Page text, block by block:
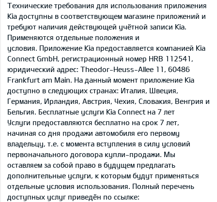
Технические требования для использования приложения
Kia доступны в соответствующем магазине приложений и
требуют наличия действующей учётной записи Kia.
Применяются отдельные положения и
условия. Приложение Kia предоставляется компанией Kia
Connect GmbH, регистрационный номер HRB 112541,
юридический адрес: Theodor-Heuss-Allee 11, 60486
Frankfurt am Main. На данный момент приложение Kia
доступно в следующих странах: Италия, Швеция,
Германия, Ирландия, Австрия, Чехия, Словакия, Венгрия и
Бельгия. Бесплатные услуги Kia Connect на 7 лет
Услуги предоставляются бесплатно на срок 7 лет,
начиная со дня продажи автомобиля его первому
владельцу, т.е. с момента вступления в силу условий
первоначального договора купли-продажи. Мы
оставляем за собой право в будущем предлагать
дополнительные услуги, к которым будут применяться
отдельные условия использования. Полный перечень
доступных услуг приведён по ссылке: